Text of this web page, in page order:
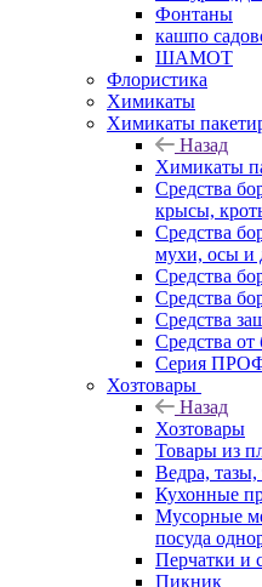
Фонтаны
кашпо
ШАМОТ
Флористика
Химикаты
Химикаты
Назад
Химикаты
Средства
крысы,
Средства
мухи, осы и
Средства
Средства
Средства
Средства от
Серия
Хозтовары
Назад
Хозтовары
Товары из
Ведра,
Кухонные
Мусорные
посуда
Перчатки и
Пикник